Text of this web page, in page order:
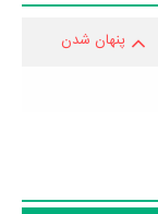
پنهان شدن